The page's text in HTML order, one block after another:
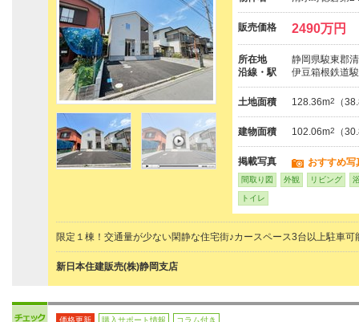
販売価格 2490万円
所在地
静岡県駿東郡
沿線・駅
伊豆箱根鉄道
土地面積 128.36m2 （
建物面積 102.06m2 （
掲載写真 おすすめ写
間取り図 外観 リビング
トイレ
限定１棟！交通量が少ない閑静な住宅街♪カースペース3台以上駐車可
新日本住建販売(株)静岡支店
価格更新 購入サポート情報 コラム付き